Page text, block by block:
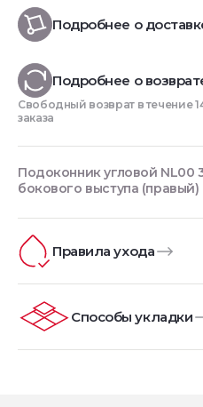
Подробнее о
Подробнее о
Свободный возврат в течение
заказа
Подоконник угловой NL00
бокового выступа (правый)
Правила ухода
Способы укладки